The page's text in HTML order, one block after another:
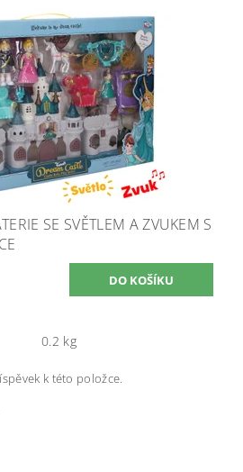
SE SVĚTLEM A ZVUKEM S
0.2 kg
k této položce.